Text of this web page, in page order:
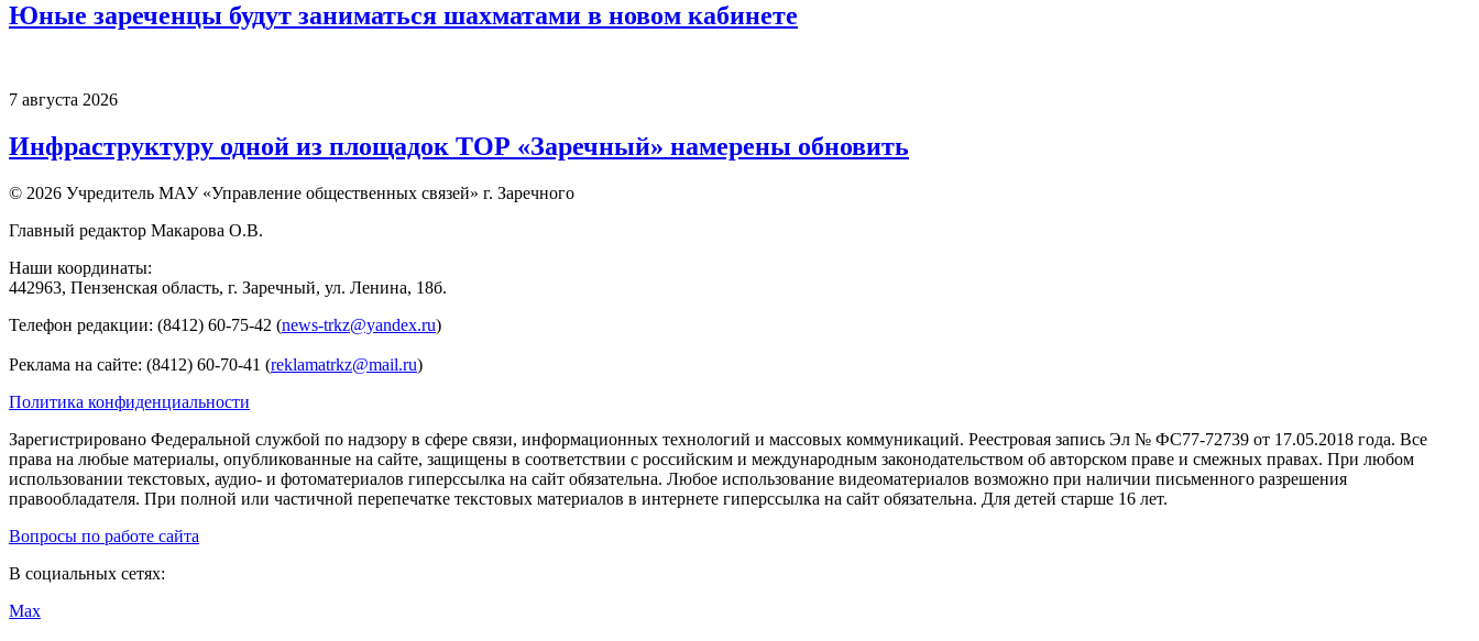
Юные зареченцы будут заниматься шахматами в новом кабинете
7 августа 2026
Инфраструктуру одной из площадок ТОР «Заречный» намерены обновить
© 2026 Учредитель МАУ «Управление общественных связей» г. Заречного
Главный редактор Макарова О.В.
Наши координаты:
442963, Пензенская область, г. Заречный, ул. Ленина, 18б.
Телефон редакции: (8412) 60-75-42 (news-trkz@yandex.ru)
Реклама на сайте: (8412) 60-70-41 (reklamatrkz@mail.ru)
Политика конфиденциальности
Зарегистрировано Федеральной службой по надзору в сфере связи, информационных технологий и массовых коммуникаций. Реестровая запись Эл № ФС77-72739 от 17.05.2018 года. Все
права на любые материалы, опубликованные на сайте, защищены в соответствии с российским и международным законодательством об авторском праве и смежных правах. При любом
использовании текстовых, аудио- и фотоматериалов гиперссылка на сайт обязательна. Любое использование видеоматериалов возможно при наличии письменного разрешения
правообладателя. При полной или частичной перепечатке текстовых материалов в интернете гиперссылка на сайт обязательна. Для детей старше 16 лет.
Вопросы по работе сайта
В социальных сетях:
Max